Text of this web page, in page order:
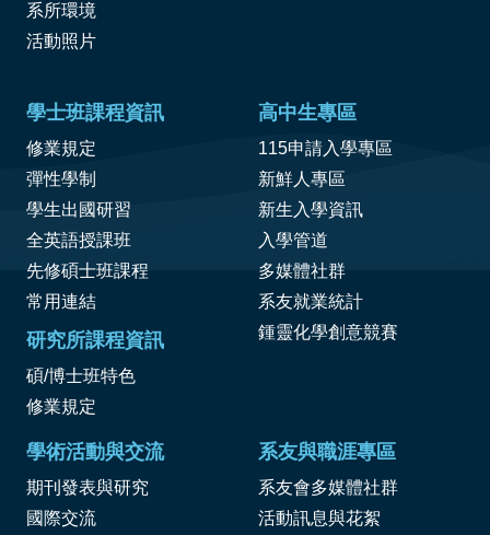
系所環境
活動照片
學士班課程資訊
修業規定
彈性學制
學生出國研習
全英語授課班
先修碩士班課程
常用連結
研究所課程資訊
碩/博士班特色
修業規定
高中生專區
115申請入學專區
新鮮人專區
新生入學資訊
入學管道
多媒體社群
系友就業統計
鍾靈化學創意競賽
學術活動與交流
期刊發表與研究
國際交流
系友與職涯專區
系友會多媒體社群
活動訊息與花絮